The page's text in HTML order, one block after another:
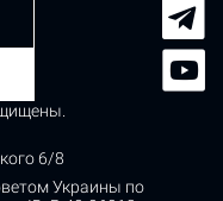
6/8
Украины по